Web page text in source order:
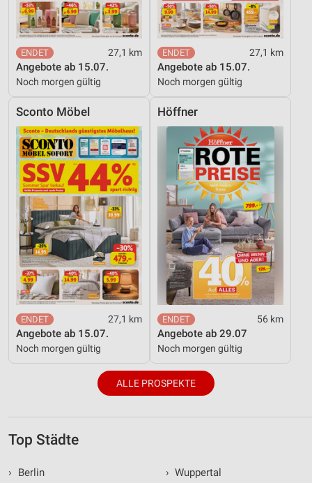
27,1 km
Angebote ab 15.07.
Noch morgen gültig
27,1 km
Angebote ab 15.07.
Noch morgen gültig
Sconto Möbel
27,1 km
Angebote ab 15.07.
Noch morgen gültig
Höffner
56 km
Angebote ab 29.07
Noch morgen gültig
ALLE PROSPEKTE
Top Städte
›
Berlin
› Wuppertal